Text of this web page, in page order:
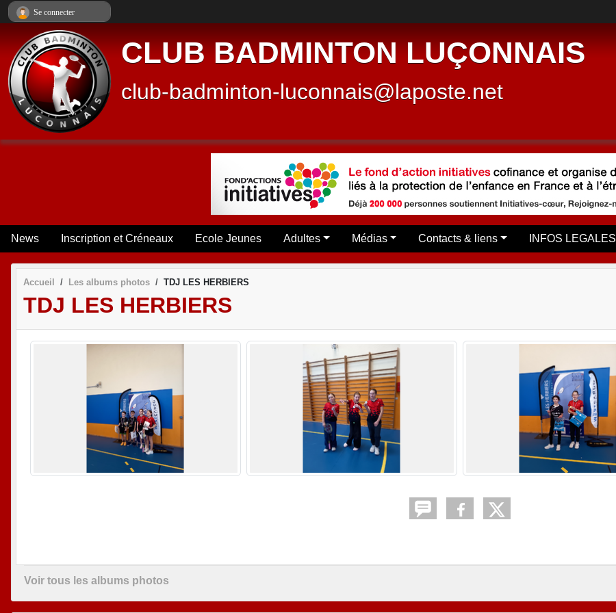
CLUB BADMINTON LUÇONNAIS
club-badminton-luconnais@laposte.net
News Inscription et Créneaux Ecole Jeunes Adultes Médias Contacts & liens INFOS LEGALES
Accueil Les albums photos TDJ LES HERBIERS
TDJ LES HERBIERS
Voir tous les albums photos
Se connecter
Panneau de gestion des cookies